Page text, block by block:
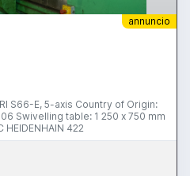
annuncio
S66-E, 5-axis Country of Origin:
Swivelling table: 1 250 x 750 mm
422